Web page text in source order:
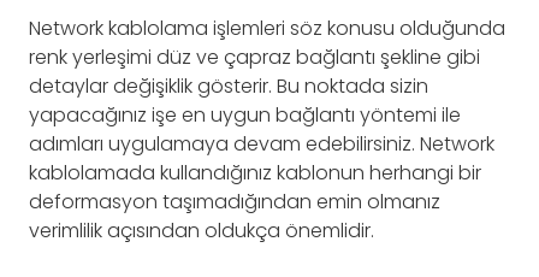
Network kablolama işlemleri söz konusu olduğunda
renk yerleşimi düz ve çapraz bağlantı şekline gibi
detaylar değişiklik gösterir. Bu noktada sizin
yapacağınız işe en uygun bağlantı yöntemi ile
adımları uygulamaya devam edebilirsiniz. Network
kablolamada kullandığınız kablonun herhangi bir
deformasyon taşımadığından emin olmanız
verimlilik açısından oldukça önemlidir.